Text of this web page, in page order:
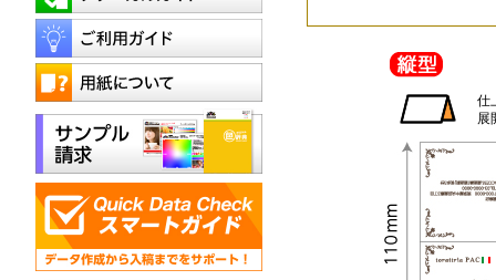
仕
展